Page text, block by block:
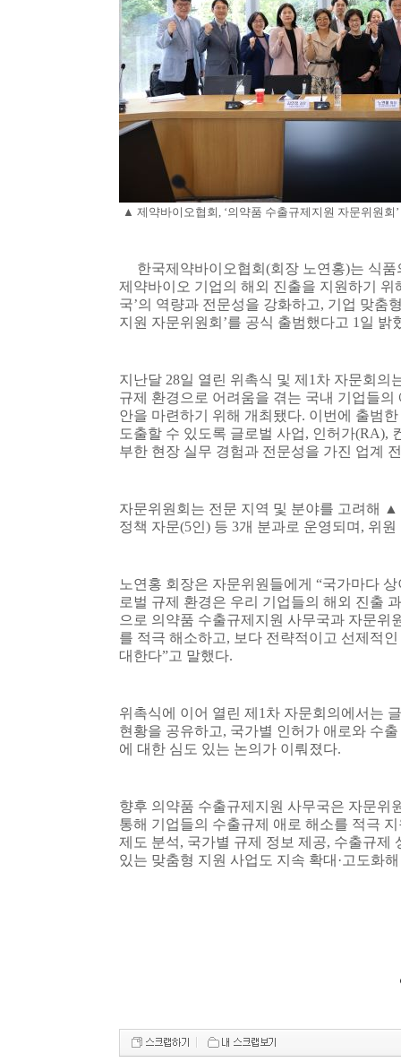
▲ 제약바이오협회 , ‘의약품 수출규제지원 자문위원회 ’
한국제약바이오협회 (회장 노연홍)는 식품
제약바이오 기업의 해외 진출을 지원하기
국’의 역량과 전문성을 강화하고, 기업 맞춤
지원 자문위원회 ’를 공식 출범했다고 1 일 밝
지난달 28일 열린 위촉식 및 제 1 차 자문회의
규제 환경으로 어려움을 겪는 국내 기업들의
안을 마련하기 위해 개최됐다. 이번에 출범
도출할 수 있도록 글로벌 사업, 인허가(RA),
부한 현장 실무 경험과 전문성을 가진 업계
자문위원회는 전문 지역 및 분야를 고려해
▲
정책 자문(5인 ) 등 3개 분과로 운영되며 , 위원
노연홍 회장은 자문위원들에게 “국가마다 상
로벌 규제 환경은 우리 기업들의 해외 진출
으로 의약품 수출규제지원 사무국과 자문위
를 적극 해소하고, 보다 전략적이고 선제적
대한다”고 말했다.
위촉식에 이어 열린 제 1 차 자문회의에서는
현황을 공유하고, 국가별 인허가 애로와 수
에 대한 심도 있는 논의가 이뤄졌다.
향후 의약품 수출규제지원 사무국은 자문위
통해 기업들의 수출규제 애로 해소를 적극
제도 분석, 국가별 규제 정보 제공, 수출규제
있는 맞춤형 지원 사업도 지속 확대 ·고도화